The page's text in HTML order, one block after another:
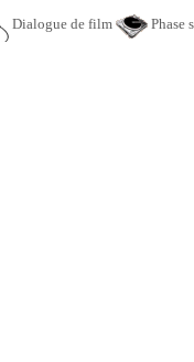
Dialogue de film Phase